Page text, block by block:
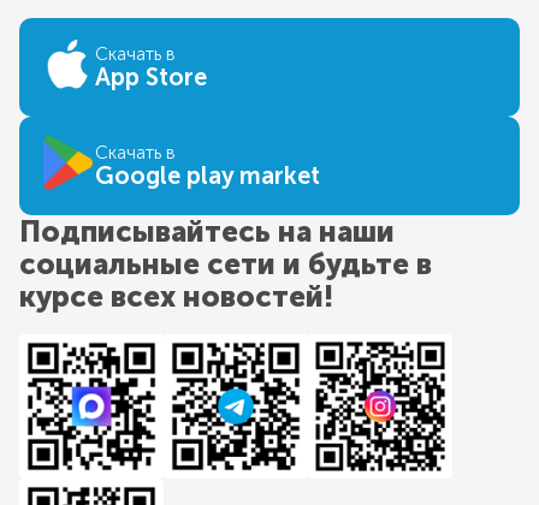
Скачать в
App Store
Скачать в
Google play market
Подписывайтесь на наши
социальные сети и будьте в
курсе всех новостей!